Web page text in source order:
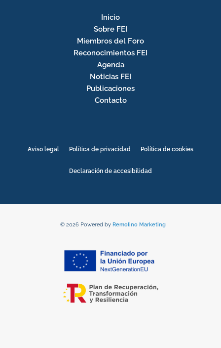
Inicio
Sobre FEI
Miembros del Foro
Reconocimientos FEI
Agenda
Noticias FEI
Publicaciones
Contacto
Aviso legal Política de privacidad Política de cookies
Declaración de accesibilidad
© 2026 Powered by Remolino Marketing